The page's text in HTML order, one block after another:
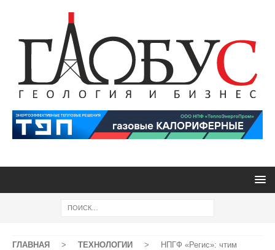
ГЛАВНАЯ > ТЕХНОЛОГИИ >
НПГФ «Регис»: чтим